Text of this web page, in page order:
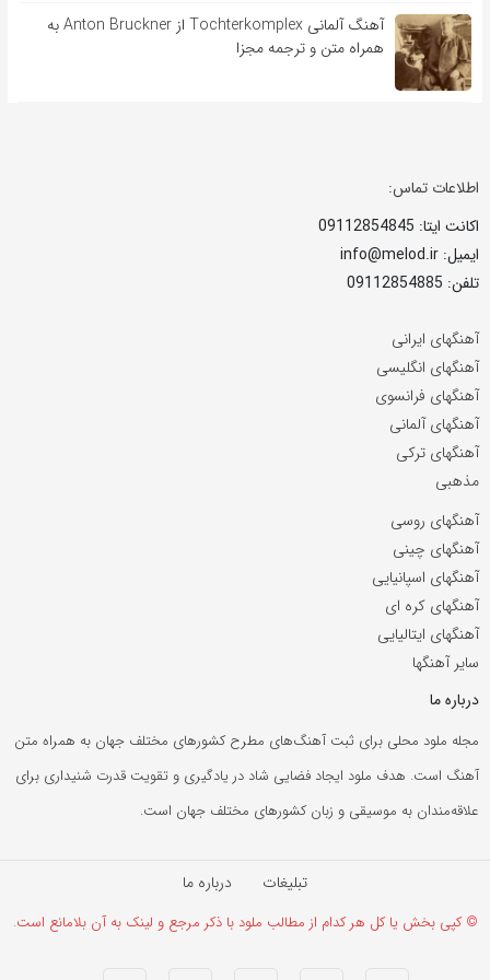
آهنگ آلمانی Tochterkomplex از Anton Bruckner به
همراه متن و ترجمه مجزا
اطلاعات تماس:
اکانت ایتا: 09112854845
ایمیل: info@melod.ir
تلفن: 09112854885
آهنگهای ایرانی
آهنگهای انگلیسی
آهنگهای فرانسوی
آهنگهای آلمانی
آهنگهای ترکی
مذهبی
آهنگهای روسی
آهنگهای چینی
آهنگهای اسپانیایی
آهنگهای کره ای
آهنگهای ایتالیایی
سایر آهنگها
درباره ما
مجله ملود محلی برای ثبت آهنگ‌های مطرح کشورهای مختلف جهان به همراه متن
آهنگ است. هدف ملود ایجاد فضایی شاد در یادگیری و تقویت قدرت شنیداری برای
علاقه‌مندان به موسیقی و زبان کشورهای مختلف جهان است.
تبلیغات درباره ما
© کپی بخش یا کل هر کدام از مطالب ملود با ذکر مرجع و لینک به آن بلامانع است.